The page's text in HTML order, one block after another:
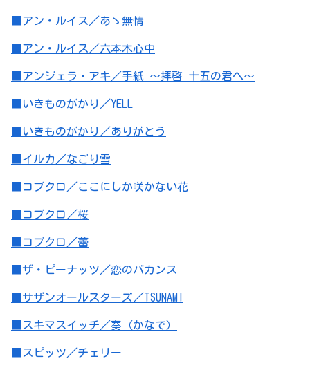
■アン・ルイス／あゝ無情
■アン・ルイス／六本木心中
■アンジェラ・アキ／手紙 ～拝啓 十五の君へ～
■いきものがかり／YELL
■いきものがかり／ありがとう
■イルカ／なごり雪
■コブクロ／ここにしか咲かない花
■コブクロ／桜
■コブクロ／蕾
■ザ・ピーナッツ／恋のバカンス
■サザンオールスターズ／TSUNAMI
■スキマスイッチ／奏（かなで）
■スピッツ／チェリー